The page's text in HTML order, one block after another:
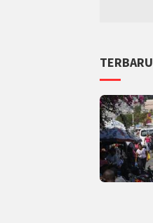
TERBARU